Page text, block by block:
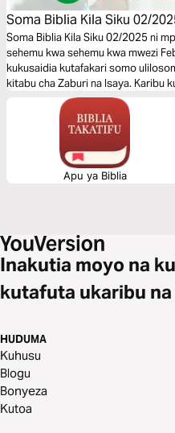
Soma Biblia Kila Siku 02/
Soma Biblia Kila Siku 02/2025 ni
sehemu kwa sehemu kwa mwezi
kukusaidia kutafakari somo
kitabu cha Zaburi na Isaya. Karibu
Apu ya Biblia
Inakutia moyo na
kutafuta ukaribu
HUDUMA
Kuhusu
Blogu
Bonyeza
Kutoa